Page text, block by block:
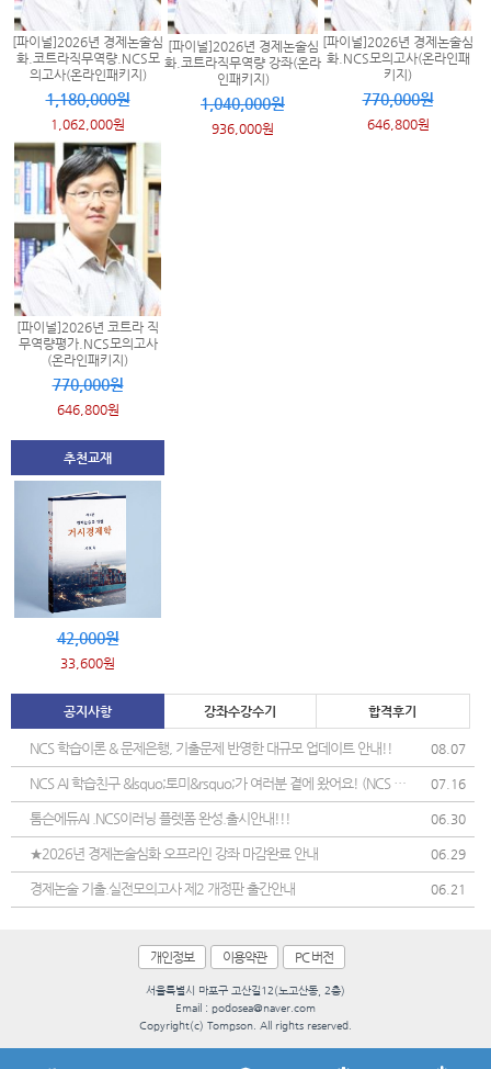
[파이널]2026년 경제논술심
화.코트라직무역량.NCS모
의고사(온라인패키지)
1,180,000원
1,062,000원
[파이널]2026년 경제논술심
화.코트라직무역량 강좌(온라
인패키지)
1,040,000원
936,000원
[파이널]2026년 경제논술심
화.NCS모의고사(온라인패
키지)
770,000원
646,800원
[파이널]2026년 코트라 직
무역량평가.NCS모의고사
(온라인패키지)
770,000원
646,800원
추천교재
42,000원
33,600원
공지사항 강좌수강수기 합격후기
NCS 학습이론 & 문제은행, 기출문제 반영한 대규모 업데이트 안내!! 08.07
NCS AI 학습친구 &lsquo;토미&rsquo;가 여러분 곁에 왔어요! (NCS 학
습 도우미 정식 오픈)
07.16
톰슨에듀AI .NCS이러닝 플렛폼 완성.출시안내!!! 06.30
★2026년 경제논술심화 오프라인 강좌 마감완료 안내 06.29
경제논술 기출.실전모의고사 제2 개정판 출간안내 06.21
개인정보 이용약관 PC 버전
서울특별시 마포구 고산길12(노고산동, 2층)
Email : podosea@naver.com
Copyright(c) Tompson. All rights reserved.